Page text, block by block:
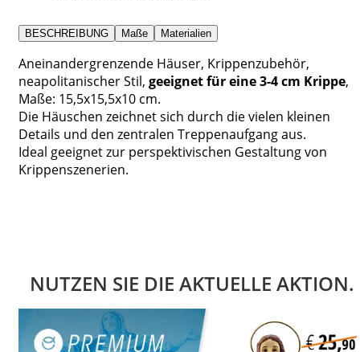
BESCHREIBUNG Maße Materialien
Aneinandergrenzende Häuser, Krippenzubehör,
neapolitanischer Stil, geeignet für eine 3-4 cm Krippe,
Maße: 15,5x15,5x10 cm.
Die Häuschen zeichnet sich durch die vielen kleinen
Details und den zentralen Treppenaufgang aus.
Ideal geeignet zur perspektivischen Gestaltung von
Krippenszenerien.
NUTZEN SIE DIE AKTUELLE AKTION.